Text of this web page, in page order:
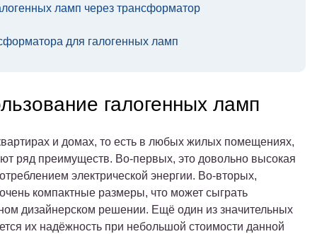
ламп через трансформатор
для галогенных ламп
галогенных ламп
и домах, то есть в любых жилых помещениях,
ряд преимуществ. Во-первых, это довольно высокая
электрической энергии. Во-вторых,
компактные размеры, что может сыграть
дизайнерском решении. Ещё один из значительных
их надёжность при небольшой стоимости данной